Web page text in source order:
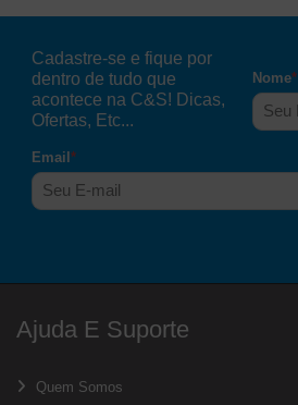
Cadastre-se e fique por
dentro de tudo que
acontece na C&S! Dicas,
Ofertas, Etc...
Nome*
Email*
Ajuda E Suporte
Quem Somos